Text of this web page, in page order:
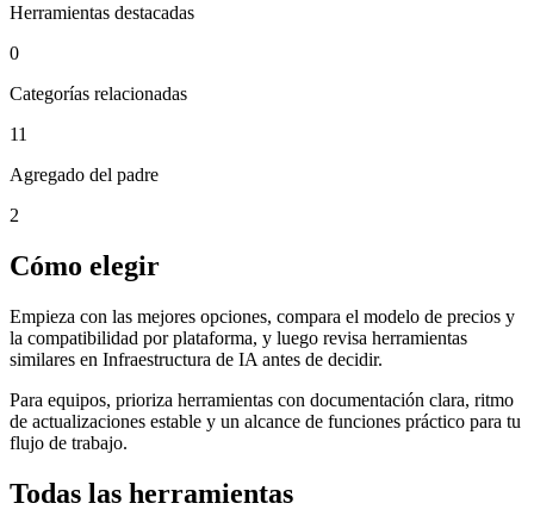
Herramientas destacadas
0
Categorías relacionadas
11
Agregado del padre
2
Cómo elegir
Empieza con las mejores opciones, compara el modelo de precios y
la compatibilidad por plataforma, y luego revisa herramientas
similares en Infraestructura de IA antes de decidir.
Para equipos, prioriza herramientas con documentación clara, ritmo
de actualizaciones estable y un alcance de funciones práctico para tu
flujo de trabajo.
Todas las herramientas